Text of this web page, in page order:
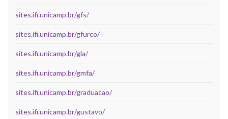
sites.ifi.unicamp.br/gfs/
sites.ifi.unicamp.br/gfurco/
sites.ifi.unicamp.br/gla/
sites.ifi.unicamp.br/gmfa/
sites.ifi.unicamp.br/graduacao/
sites.ifi.unicamp.br/gustavo/